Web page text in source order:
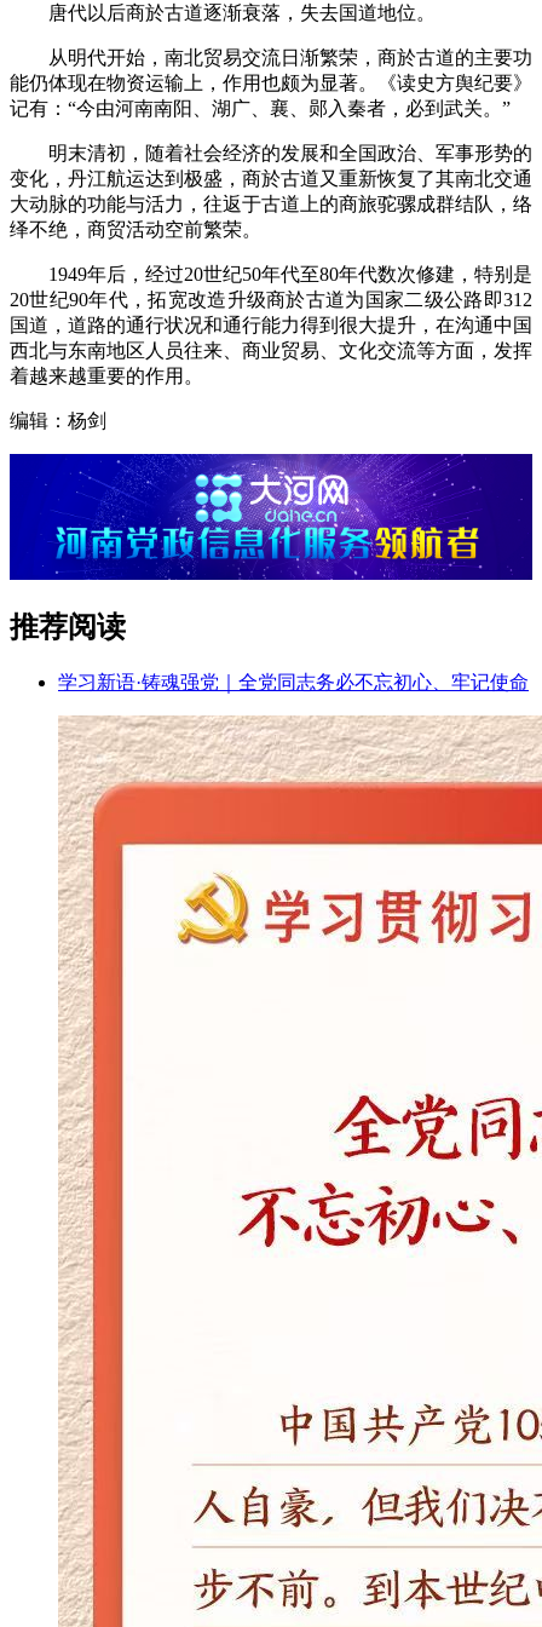
唐代以后商於古道逐渐衰落，失去国道地位。
从明代开始，南北贸易交流日渐繁荣，商於古道的主要功
能仍体现在物资运输上，作用也颇为显著。《读史方舆纪要》
记有：“今由河南南阳、湖广、襄、郧入秦者，必到武关。”
明末清初，随着社会经济的发展和全国政治、军事形势的
变化，丹江航运达到极盛，商於古道又重新恢复了其南北交通
大动脉的功能与活力，往返于古道上的商旅驼骡成群结队，络
绎不绝，商贸活动空前繁荣。
1949年后，经过20世纪50年代至80年代数次修建，特别是
20世纪90年代，拓宽改造升级商於古道为国家二级公路即312
国道，道路的通行状况和通行能力得到很大提升，在沟通中国
西北与东南地区人员往来、商业贸易、文化交流等方面，发挥
着越来越重要的作用。
编辑：杨剑
推荐阅读
学习新语·铸魂强党｜全党同志务必不忘初心、牢记使命